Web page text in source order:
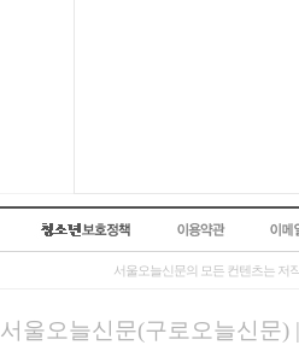
서울오늘신문의 모든 컨텐츠는 저
서울오늘신문(구로오늘신문)